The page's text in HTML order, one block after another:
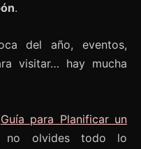
.
del año, eventos,
visitar… hay mucha
Guía para Planificar un
olvides todo lo